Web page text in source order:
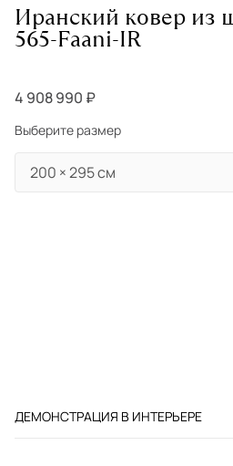
Иранский ковер из
565-Faani-IR
4 908 990 ₽
Выберите размер
ДЕМОНСТРАЦИЯ В ИНТЕРЬЕРЕ